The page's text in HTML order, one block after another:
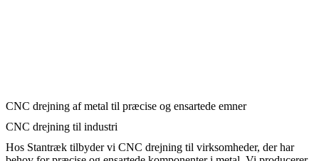
CNC drejning af metal til præcise og ensartede emner
CNC drejning til industri
Hos Stantræk tilbyder vi CNC drejning til virksomheder, der har